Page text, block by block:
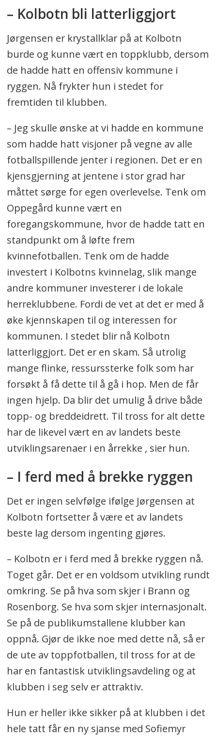
– Kolbotn bli latterliggjort
Jørgensen er krystallklar på at Kolbotn
burde og kunne vært en toppklubb, dersom
de hadde hatt en offensiv kommune i
ryggen. Nå frykter hun i stedet for
fremtiden til klubben.
– Jeg skulle ønske at vi hadde en kommune
som hadde hatt visjoner på vegne av alle
fotballspillende jenter i regionen. Det er en
kjensgjerning at jentene i stor grad har
måttet sørge for egen overlevelse. Tenk om
Oppegård kunne vært en
foregangskommune, hvor de hadde tatt en
standpunkt om å løfte frem
kvinnefotballen. Tenk om de hadde
investert i Kolbotns kvinnelag, slik mange
andre kommuner investerer i de lokale
herreklubbene. Fordi de vet at det er med å
øke kjennskapen til og interessen for
kommunen. I stedet blir nå Kolbotn
latterliggjort. Det er en skam. Så utrolig
mange flinke, ressurssterke folk som har
forsøkt å få dette til å gå i hop. Men de får
ingen hjelp. Da blir det umulig å drive både
topp- og breddeidrett. Til tross for alt dette
har de likevel vært en av landets beste
utviklingsarenaer i en årrekke , sier hun.
– I ferd med å brekke ryggen
Det er ingen selvfølge ifølge Jørgensen at
Kolbotn fortsetter å være et av landets
beste lag dersom ingenting gjøres.
– Kolbotn er i ferd med å brekke ryggen nå.
Toget går. Det er en voldsom utvikling rundt
omkring. Se på hva som skjer i Brann og
Rosenborg. Se hva som skjer internasjonalt.
Se på de publikumstallene klubber kan
oppnå. Gjør de ikke noe med dette nå, så er
de ute av toppfotballen, til tross for at de
har en fantastisk utviklingsavdeling og at
klubben i seg selv er attraktiv.
Hun er heller ikke sikker på at klubben i det
hele tatt får en ny sjanse med Sofiemyr